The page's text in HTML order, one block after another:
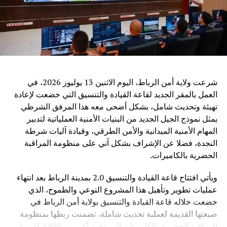
الإقليمية، من بينها جامعة الدول العربية والاتحاد الإفريقي ورابطة
دول جنوب شرق آسيا.
ويرى مراقبون أن الدعوة الصينية إلى تعزيز التعاون في مجال
الذكاء الاصطناعي تعكس التحول المتزايد لهذه التكنولوجيا إلى
فقط تطوير القدرات التقنية، بل ضمان أن تكون هذه القدرات
متاحة بشكل عادل وآمن لجميع الدول.
وفي ظل المنافسة العالمية المتزايدة في مجال الذكاء
الاصطناعي، تطرح الصين رؤية تقوم على اعتبار التكنولوجيا
جسراً للتعاون والتنمية، وليس مجالاً للصراع، مؤكدة أن مستقبل
الذكاء الاصطناعي يجب أن يكون قائماً على الحكمة البشرية
والمسؤولية المشتركة من أجل خدمة رفاهية الشعوب
شرعت ولاية أمن الرباط، اليوم الاثنين 13 يوليوز 2026، في
العمل بالمقر الجديد لقاعة القيادة والتنسيق التي خضعت لإعادة
تهيئة وتحديث شامل، بشكل أضحى معه هذا المرفق الشرطي
يمثل نموذج الجيل الجديد من البنيات الأمنية العملياتية لتدبير
المهام الأمنية الميدانية والأمن الطرقي، وقيادة آليات شرطة
النجدة، فضلا عن الإشراف بشكل آني على منظومة المراقبة
الحضرية بالكاميرات.
ويأتي افتتاح قاعة القيادة والتنسيق 2.0 بمدينة الرباط بعد انتهاء
عمليات تطوير وتأهيل هذا المشروع النوعي والطموح، الذي
خضعت خلاله قاعة القيادة والتنسيق بولاية أمن الرباط في
صيغتها القديمة لعملية تحديث شاملة، تضمنت ربطها بمنظومة